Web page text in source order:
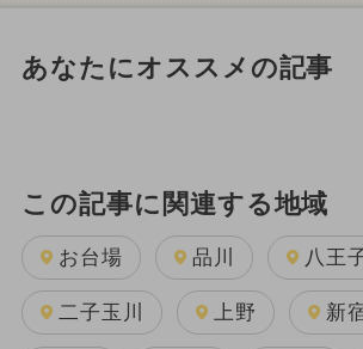
あなたにオススメの記事
この記事に関連する地域
お台場 品川 八王
二子玉川 上野 新